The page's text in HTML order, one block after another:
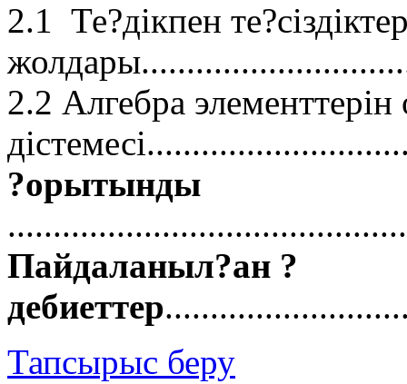
2.1 Те?дікпен
2.2 Алгебра элементтерін
?орытынды
Пайдаланыл?ан ?
дебиеттер
Тапсырыс беру